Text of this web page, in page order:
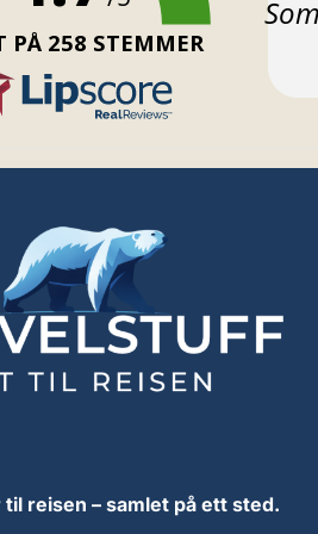
PÅ 258 STEMMER
reisen – samlet på ett sted.